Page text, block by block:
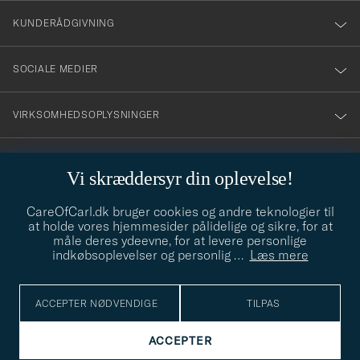
Vi skræddersyr din oplevelse!
CareOfCarl.dk bruger cookies og andre teknologier til
at holde vores hjemmesider pålidelige og sikre, for at
måle deres ydeevne, for at levere personlige
indkøbsoplevelser og personlig … Læs mere
ACCEPTER NØDVENDIGE TILPAS
ACCEPTER
nyhetsbrev!
KUNDERÅDGIVNING
SOCIALE MEDIER
VIRKSOMHEDSOPLYSNINGER
info@careofcarl.dk
Behøver du hjælp til at finde din stil? Lad os hjælpe dig, vi hjælper
gerne til!
STILRÅD